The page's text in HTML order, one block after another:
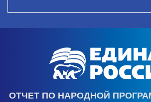
ОТЧЕТ ПО НАРОДНОЙ